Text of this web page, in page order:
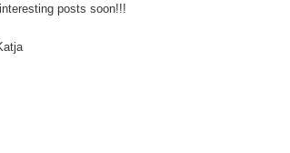
posts soon!!!